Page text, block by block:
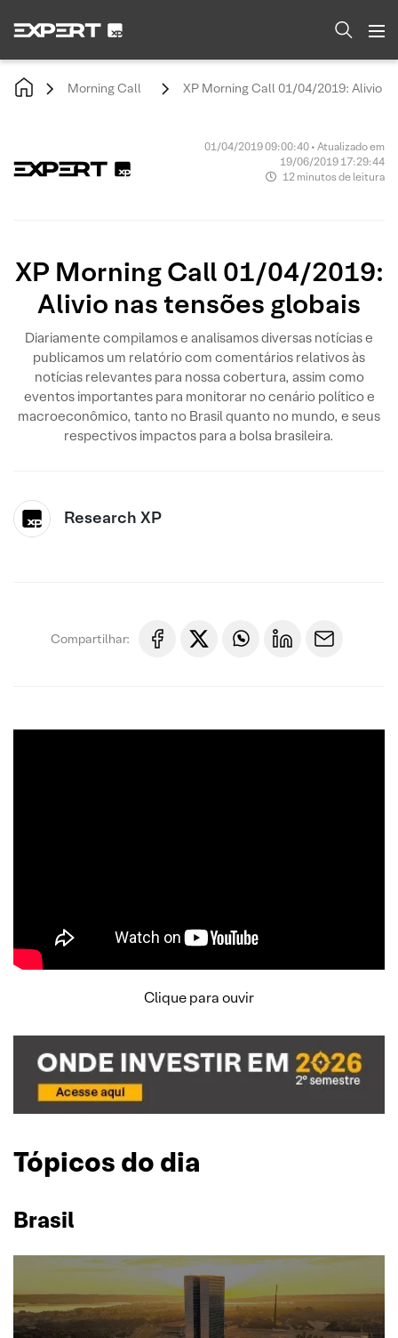
Morning Call XP Morning Call 01/04/2019: Alivio
01/04/2019 09:00:40 • Atualizado em
19/06/2019 17:29:44
12 minutos de leitura
XP Morning Call 01/04/2019:
Alivio nas tensões globais
Diariamente compilamos e analisamos diversas notícias e
publicamos um relatório com comentários relativos às
notícias relevantes para nossa cobertura, assim como
eventos importantes para monitorar no cenário político e
macroeconômico, tanto no Brasil quanto no mundo, e seus
respectivos impactos para a bolsa brasileira.
Research XP
Compartilhar:
Clique para ouvir
Tópicos do dia
Brasil